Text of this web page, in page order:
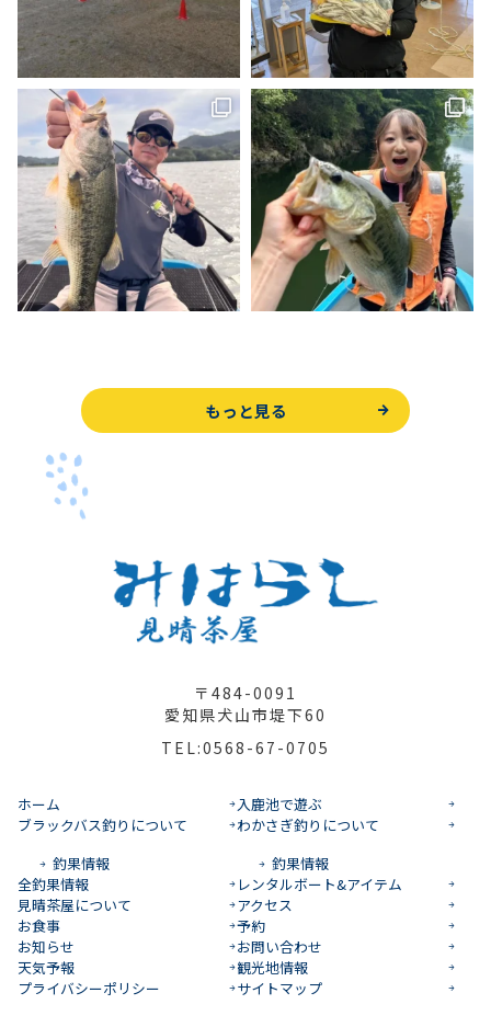
もっと見る
〒484-0091
愛知県犬山市堤下60
TEL:0568-67-0705
ホーム
入鹿池で遊ぶ
ブラックバス釣りについて
釣果情報
わかさぎ釣りについて
釣果情報
全釣果情報
レンタルボート&アイテム
見晴茶屋について
アクセス
お食事
予約
お知らせ
お問い合わせ
天気予報
観光地情報
プライバシーポリシー
サイトマップ